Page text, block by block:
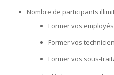
Nombre de participants
Former vos employés
Former vos
Former vos sous-